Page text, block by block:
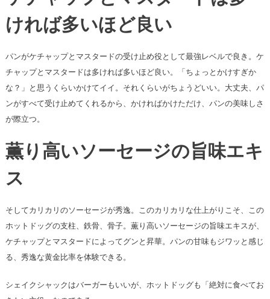
ければ多いほど良い
パンがケチャップとマスタードの受け止め役として最強レベルで良き。ケ
チャップとマスタードは多ければ多いほど良い。「ちょっとかけすぎか
な？」と思うくらいかけてイイ。それくらいがちょうどいい。大丈夫、パ
ンがすべて受け止めてくれるから、かければかけただけ、パンの美味しさ
が際立つ。
薫り高いソーセージの旨味エキ
ス
そしてカリカリのソーセージが秀逸。このカリカリな仕上がりこそ、この
ホットドッグの支柱、鉄骨、骨子。薫り高いソーセージの旨味エキスが、
ケチャップとマスタードによってグンと昇華。パンの甘味もジワッと感じ
る、秀逸な黄金比率を体験できる。
シェイクシャックはバーガーもいいが、ホットドッグも「絶対に食べてお